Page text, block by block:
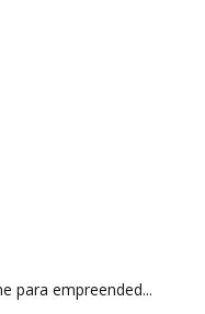
para empreended...